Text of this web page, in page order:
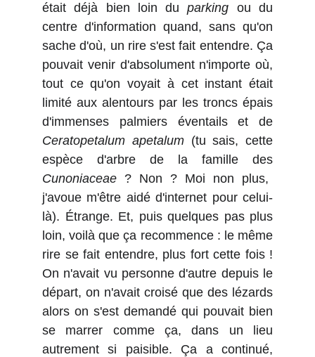
était déjà bien loin duparking ou du
centre d'information quand, sans qu'on
sache d'où, un rire s'est fait entendre. Ça
pouvait venir d'absolument n'importe où,
tout ce qu'on voyait à cet instant était
limité aux alentours par les troncs épais
d'immenses palmiers éventails et de
Ceratopetalum apetalum(tu sais, cette
espèce d'arbre de la famille des
Cunoniaceae ? Non ? Moi non plus,
j'avoue m'être aidé d'internet pour celui-
là). Étrange. Et, puis quelques pas plus
loin, voilà que ça recommence : le même
rire se fait entendre, plus fort cette fois !
On n'avait vu personne d'autre depuis le
départ, on n'avait croisé que des lézards
alors on s'est demandé qui pouvait bien
se marrer comme ça, dans un lieu
autrement si paisible. Ça a continué,